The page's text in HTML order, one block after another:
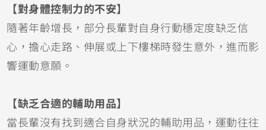
【對身體控制力的不安】
隨著年齡增長，部分長輩對自身行動穩定度缺乏信
心，擔心走路、伸展或上下樓梯時發生意外，進而影
響運動意願。
【缺乏合適的輔助用品】
當長輩沒有找到適合自身狀況的輔助用品，運動往往